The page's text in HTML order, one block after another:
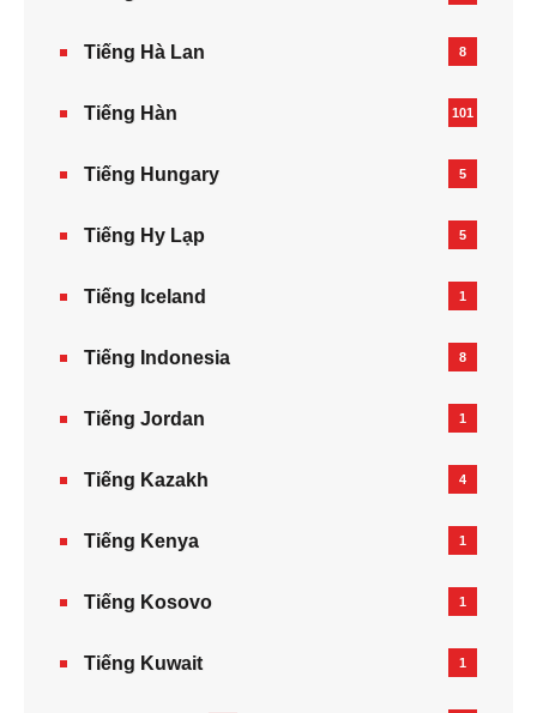
Tiếng Hà Lan 8
Tiếng Hàn 101
Tiếng Hungary 5
Tiếng Hy Lạp 5
Tiếng Iceland 1
Tiếng Indonesia 8
Tiếng Jordan 1
Tiếng Kazakh‎ 4
Tiếng Kenya 1
Tiếng Kosovo 1
Tiếng Kuwait 1